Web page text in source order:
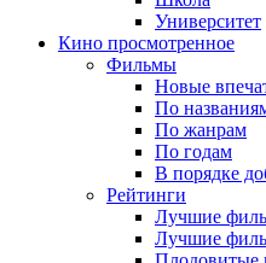
Университет
Кино просмотренное
Фильмы
Новые
По
По жанрам
По годам
В порядке
Рейтинги
Лучшие
Лучшие